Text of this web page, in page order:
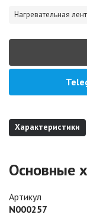
Нагревательная
Характеристики
Основные
Артикул
N000257